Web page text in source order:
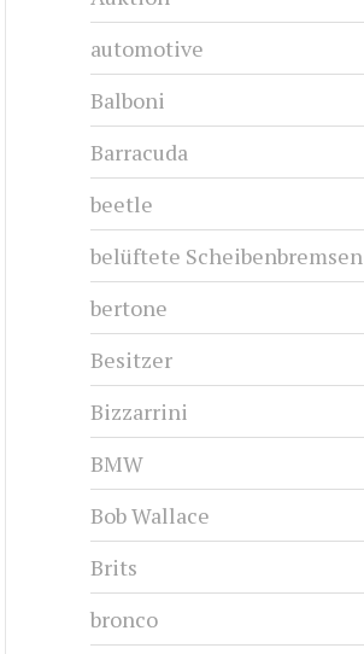
automotive
Balboni
Barracuda
beetle
belüftete Scheibenbremsen
bertone
Besitzer
Bizzarrini
BMW
Bob Wallace
Brits
bronco